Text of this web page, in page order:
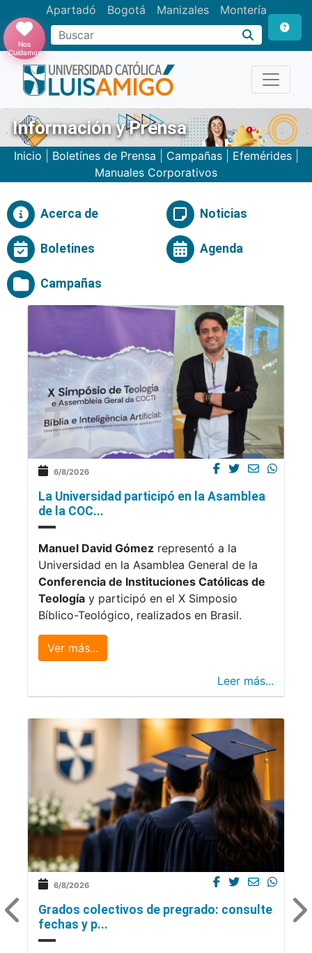
Apartadó Bogotá Manizales Montería
Buscar
Nos
Cuidamos
Información y Prensa
Inicio Boletínes de Prensa Campañas Efemérides
Manuales Corporativos
Acerca de Noticias
Boletines Agenda
Campañas
6/8/2026
La Universidad participó en la Asamblea
de la COC...
Manuel David Gómez representó a la
Universidad en la Asamblea General de la
Conferencia de Instituciones Católicas de
Teología y participó en el X Simposio
Bíblico-Teológico, realizados en Brasil.
Ver más...
Leer más...
6/8/2026
Grados colectivos de pregrado: consulte
fechas y p...